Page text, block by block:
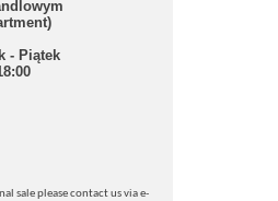
- Piątek
sale please contact us via e-